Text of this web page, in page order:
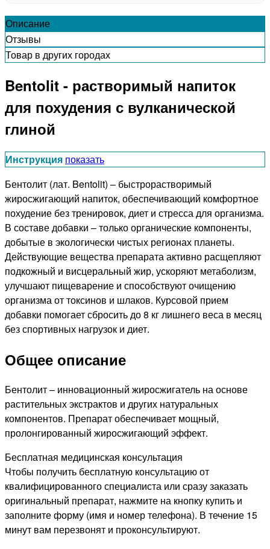
Описание
Отзывы
Товар в других городах
Bentolit - растворимый напиток
для похудения с вулканической
глиной
Инструкция показать
Бентолит (лат. Bentolit) – быстрорастворимый
жиросжигающий напиток, обеспечивающий комфортное
похудение без тренировок, диет и стресса для организма.
В составе добавки – только органические компоненты,
добытые в экологически чистых регионах планеты.
Действующие вещества препарата активно расщепляют
подкожный и висцеральный жир, ускоряют метаболизм,
улучшают пищеварение и способствуют очищению
организма от токсинов и шлаков. Курсовой прием
добавки помогает сбросить до 8 кг лишнего веса в месяц
без спортивных нагрузок и диет.
Общее описание
Бентолит – инновационный жиросжигатель на основе
растительных экстрактов и других натуральных
компонентов. Препарат обеспечивает мощный,
пролонгированный жиросжигающий эффект.
Бесплатная медицинская консультация
Чтобы получить бесплатную консультацию от
квалифицированного специалиста или сразу заказать
оригинальный препарат, нажмите на кнопку купить и
заполните форму (имя и номер телефона). В течение 15
минут вам перезвонят и проконсультируют.